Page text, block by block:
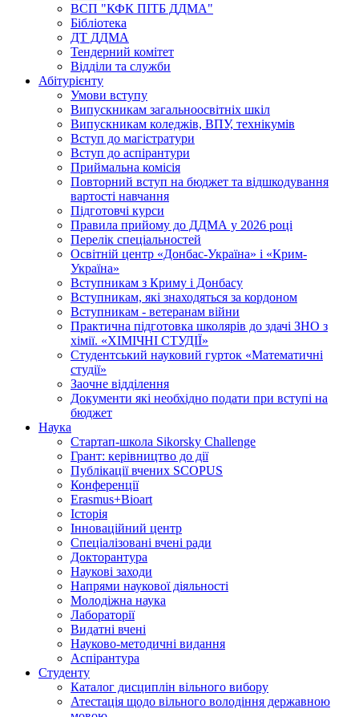
ВСП "КФК ПІТБ ДДМА"
Бібліотека
ДТ ДДМА
Тендерний комітет
Відділи та служби
Абітурієнту
Умови вступу
Випускникам загальноосвітніх шкіл
Випускникам коледжів, ВПУ, технікумів
Вступ до магістратури
Вступ до аспірантури
Приймальна комісія
Повторний вступ на бюджет та відшкодування
вартості навчання
Підготовчі курси
Правила прийому до ДДМА у 2026 році
Перелік спеціальностей
Освітній центр «Донбас-Україна» і «Крим-
Україна»
Вступникам з Криму і Донбасу
Вступникам, які знаходяться за кордоном
Вступникам - ветеранам війни
Практична підготовка школярів до здачі ЗНО з
хімії. «ХІМІЧНІ СТУДІЇ»
Студентський науковий гурток «Математичні
студії»
Заочне відділення
Документи які необхідно подати при вступі на
бюджет
Наука
Стартап-школа Sikorsky Challenge
Грант: керівництво до дії
Публікації вчених SCOPUS
Конференції
Erasmus+Bioart
Історія
Інноваційний центр
Спеціалізовані вчені ради
Докторантура
Наукові заходи
Напрями наукової діяльності
Молодіжна наука
Лабораторії
Видатні вчені
Науково-методичні видання
Аспірантура
Студенту
Каталог дисциплін вільного вибору
Атестація щодо вільного володіння державною